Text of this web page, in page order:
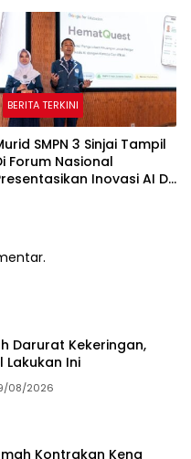
Sulawesi Selatan
BERITA TERKINI
SMPN 3 Sinjai Tampil
Forum Nasional
Inovasi AI Di
Darurat Kekeringan,
Lakukan Ini
08/2026
Kontrakan Kena